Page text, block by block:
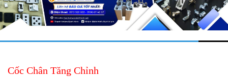
Cốc Chân Tăng Chỉnh